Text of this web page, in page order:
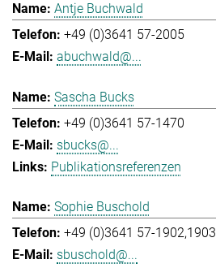
Antje Buchwald
+49 (0)3641 57-2005
abuchwald@...
Sascha Bucks
+49 (0)3641 57-1470
sbucks@...
Publikationsreferenzen
Sophie Buschold
+49 (0)3641 57-1902,1903
sbuschold@...